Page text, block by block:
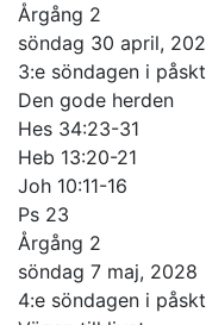
Årgång 2
söndag 30 april,
3:e söndagen i
Den gode herden
Hes 34:23-31
Heb 13:20-21
Joh 10:11-16
Ps 23
Årgång 2
söndag 7 maj, 2028
4:e söndagen i